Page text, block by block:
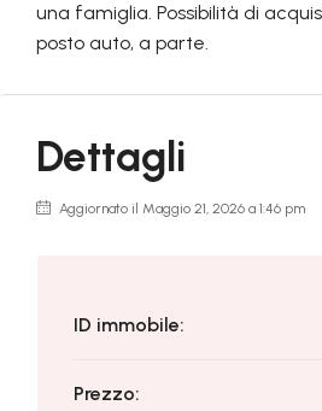
una famiglia. Possibilità di
posto auto, a parte.
Dettagli
Aggiornato il Maggio 21, 2026 a 1:46 pm
ID immobile:
Prezzo: